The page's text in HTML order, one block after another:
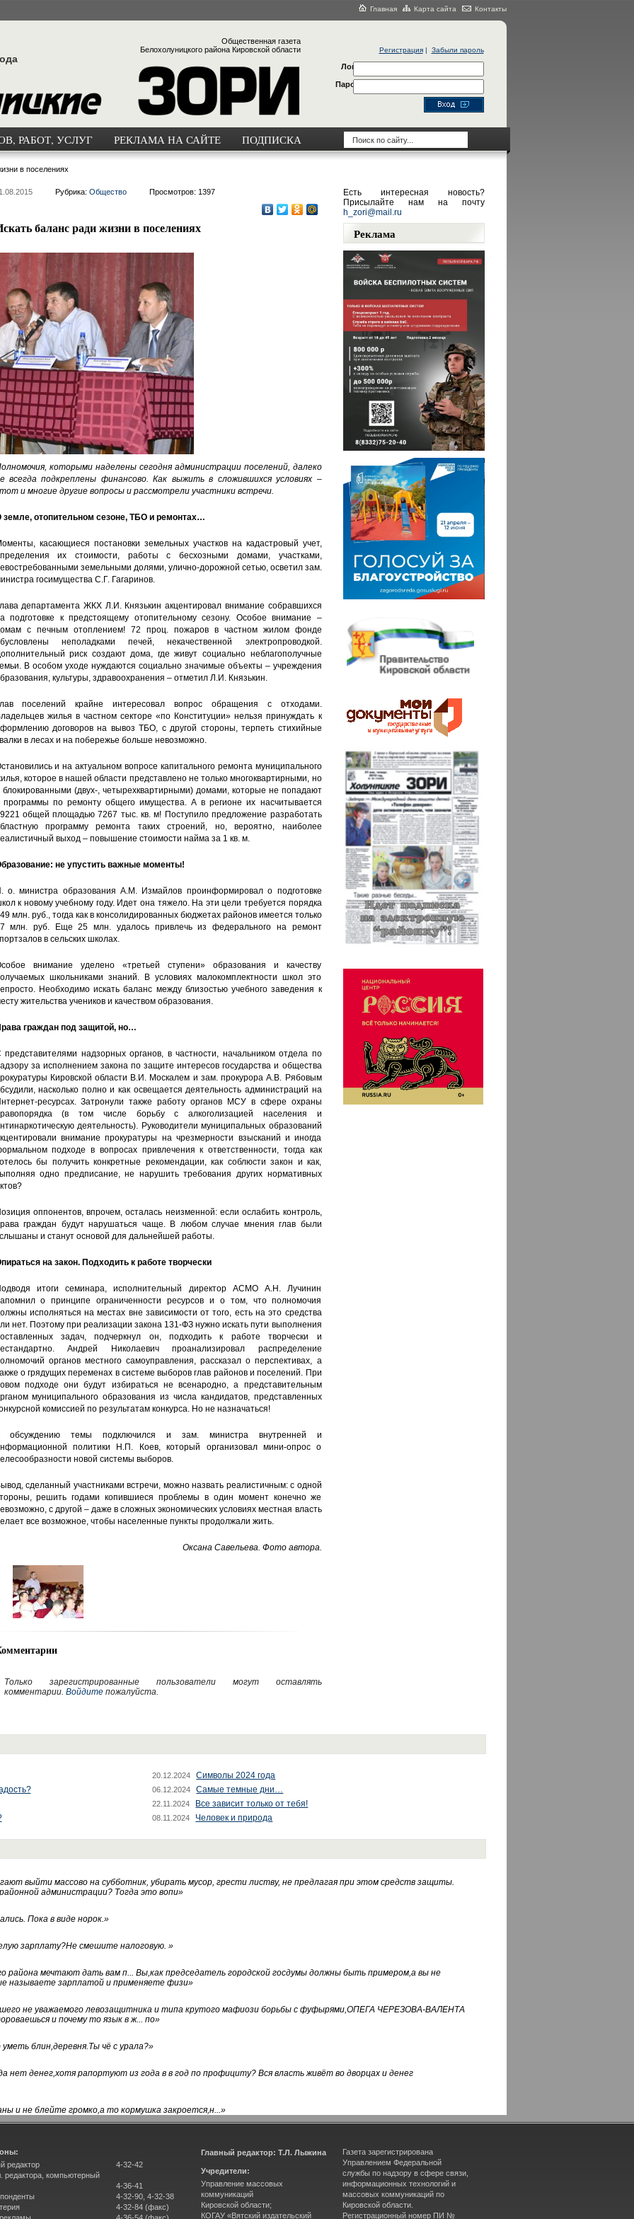
Главная Карта сайта Контакты
Общественная газета
Белохолуницкого района Кировской области
Регистрация| Забыли пароль
Логин
Пароль
РАБОТ, УСЛУГ РЕКЛАМА НА САЙТЕ ПОДПИСКА
в поселениях
Рубрика: Общество Просмотров: 1397
баланс ради жизни в поселениях
которыми наделены сегодня администрации поселений, далеко
всегда подкреплены финансово. Как выжить в сложившихся условиях –
и многие другие вопросы и рассмотрели участники встречи.
земле, отопительном сезоне, ТБО и ремонтах…
касающиеся постановки земельных участков на кадастровый учет,
их стоимости, работы с бесхозными домами, участками,
земельными долями, улично-дорожной сетью, осветил зам.
госимущества С.Г. Гагаринов.
департамента ЖКХ Л.И. Князькин акцентировал внимание собравшихся
подготовке к предстоящему отопительному сезону. Особое внимание –
с печным отоплением! 72 проц. пожаров в частном жилом фонде
неполадками печей, некачественной электропроводкой.
риск создают дома, где живут социально неблагополучные
В особом уходе нуждаются социально значимые объекты – учреждения
культуры, здравоохранения – отметил Л.И. Князькин.
поселений крайне интересовал вопрос обращения с отходами.
жилья в частном секторе «по Конституции» нельзя принуждать к
договоров на вывоз ТБО, с другой стороны, терпеть стихийные
в лесах и на побережье больше невозможно.
и на актуальном вопросе капитального ремонта муниципального
которое в нашей области представлено не только многоквартирными, но
блокированными (двух-, четырехквартирными) домами, которые не попадают
программы по ремонту общего имущества. А в регионе их насчитывается
общей площадью 7267 тыс. кв. м! Поступило предложение разработать
программу ремонта таких строений, но, вероятно, наиболее
выход – повышение стоимости найма за 1 кв. м.
не упустить важные моменты!
о. министра образования А.М. Измайлов проинформировал о подготовке
к новому учебному году. Идет она тяжело. На эти цели требуется порядка
млн. руб., тогда как в консолидированных бюджетах районов имеется только
млн. руб. Еще 25 млн. удалось привлечь из федерального на ремонт
в сельских школах.
внимание уделено «третьей ступени» образования и качеству
школьниками знаний. В условиях малокомплектности школ это
Необходимо искать баланс между близостью учебного заведения к
жительства учеников и качеством образования.
граждан под защитой, но…
представителями надзорных органов, в частности, начальником отдела по
за исполнением закона по защите интересов государства и общества
Кировской области В.И. Москалем и зам. прокурора А.В. Рябовым
насколько полно и как освещается деятельность администраций на
ресурсах. Затронули также работу органов МСУ в сфере охраны
(в том числе борьбу с алкоголизацией населения и
деятельность). Руководители муниципальных образований
внимание прокуратуры на чрезмерности взысканий и иногда
подходе в вопросах привлечения к ответственности, тогда как
бы получить конкретные рекомендации, как соблюсти закон и как,
одно предписание, не нарушить требования других нормативных
оппонентов, впрочем, осталась неизменной: если ослабить контроль,
граждан будут нарушаться чаще. В любом случае мнения глав были
и станут основой для дальнейшей работы.
на закон. Подходить к работе творчески
итоги семинара, исполнительный директор АСМО А.Н. Лучинин
о принципе ограниченности ресурсов и о том, что полномочия
исполняться на местах вне зависимости от того, есть на это средства
нет. Поэтому при реализации закона 131-ФЗ нужно искать пути выполнения
задач, подчеркнул он, подходить к работе творчески и
Андрей Николаевич проанализировал распределение
органов местного самоуправления, рассказал о перспективах, а
о грядущих переменах в системе выборов глав районов и поселений. При
подходе они будут избираться не всенародно, а представительным
муниципального образования из числа кандидатов, представленных
комиссией по результатам конкурса. Но не назначаться!
обсуждению темы подключился и зам. министра внутренней и
политики Н.П. Коев, который организовал мини-опрос о
новой системы выборов.
сделанный участниками встречи, можно назвать реалистичным: с одной
решить годами копившиеся проблемы в один момент конечно же
с другой – даже в сложных экономических условиях местная власть
все возможное, чтобы населенные пункты продолжали жить.
Оксана Савельева. Фото автора.
Только зарегистрированные пользователи могут оставлять
комментарии. Войдитепожалуйста.
Есть интересная новость?
Присылайте нам на почту
h_zori@mail.ru
Реклама
20.12.2024 Символы 2024 года
06.12.2024 Самые темные дни…
22.11.2024 Все зависит только от тебя!
08.11.2024 Человек и природа
выйти массово на субботник, убирать мусор, грести листву, не предлагая при этом средств защиты.
администрации? Тогда это вопи»
Пока в виде норок.»
зарплату?Не смешите налоговую. »
района мечтают дать вам п... Вы,как председатель городской госдумы должны быть примером,а вы не
называете зарплатой и применяете физи»
не уважаемого левозащитника и типа крутого мафиози борьбы с фуфырями,ОПЕГА ЧЕРЕЗОВА-ВАЛЕНТА
и почему то язык в ж... по»
блин,деревня.Ты чё с урала?»
нет денег,хотя рапортуют из года в в год по профициту? Вся власть живёт во дворцах и денег
и не блейте громко,а то кормушка закроется,н...»
редактор
редактора, компьютерный
4-32-42
4-36-41
4-32-90, 4-32-38
4-32-84 (факс)
Главный редактор: Т.Л. Лыжина
Учредители:
Управление массовых
коммуникаций
Кировской области;
КОГАУ «Вятский издательский
Газета зарегистрирована
Управлением Федеральной
службы по надзору в сфере связи,
информационных технологий и
массовых коммуникаций по
Кировской области.
Регистрационный номер ПИ №